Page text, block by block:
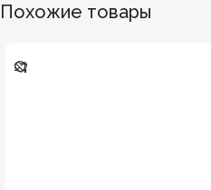
Похожие товары